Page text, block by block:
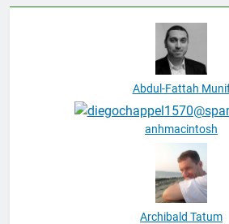
Abdul-Fattah Munif
anhmacintosh